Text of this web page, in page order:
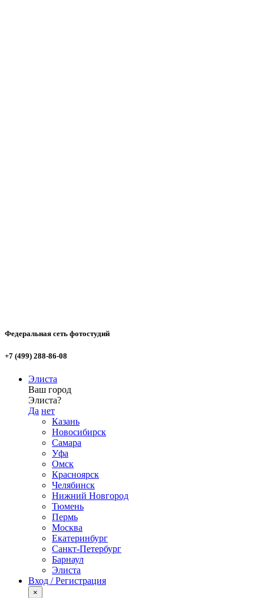
Федеральная сеть фотостудий
+7 (499) 288-86-08
Элиста
Ваш город
Элиста?
Да нет
Казань
Новосибирск
Самара
Уфа
Омск
Красноярск
Челябинск
Нижний Новгород
Тюмень
Пермь
Москва
Екатеринбург
Санкт-Петербург
Барнаул
Элиста
Вход / Регистрация
×